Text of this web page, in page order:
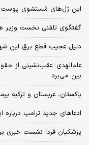
این ژل‌های شستشوی پوست
گفتگوی تلفنی نخست وزیر
دلیل عجیب قطع برق این
علم‌الهدی: عقب‌نشینی از
بین می‌برد
پاکستان، عربستان و ترکیه
ادعاهای جدید ترامپ درباره
پزشکیان فردا نشست خبری